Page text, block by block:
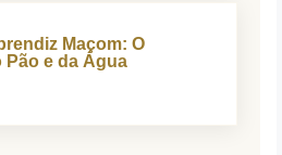
Maçom: O
e da Água